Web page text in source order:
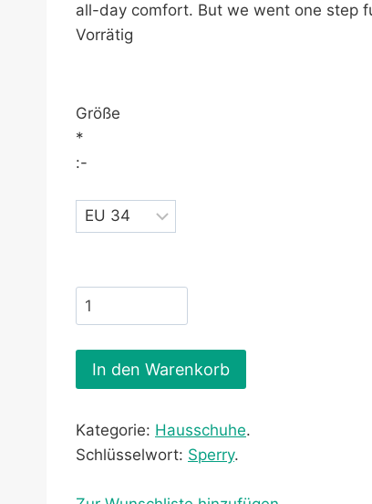
all-day comfort. But we went one step
Vorrätig
Größe
*
:-
In den Warenkorb
Kategorie: Hausschuhe.
Schlüsselwort: Sperry.